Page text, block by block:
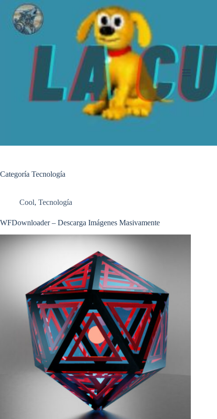
contenido
Categoría Tecnología
Cool, Tecnología
WFDownloader – Descarga Imágenes Masivamente